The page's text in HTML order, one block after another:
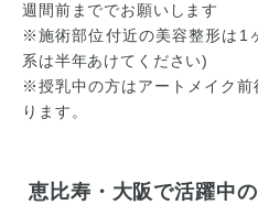
週間前まででお願いします
※施術部位付近の美容整形は1
系は半年あけてください)
※授乳中の方はアートメイク
ります。
恵比寿・大阪で活躍中